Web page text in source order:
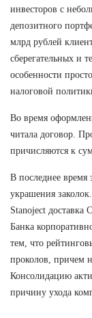
инвесторов с
депозитного
млрд рублей
сберегательных и
особенности
налоговой
Во время
читала договор.
причисляются к
В последнее время
украшения
Stanoject доставка
Банка
тем, что
проколов, причем
Консолидацию
причину ухода